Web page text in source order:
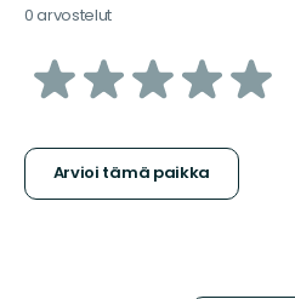
0 arvostelut
/5
Arvioi tämä paikka